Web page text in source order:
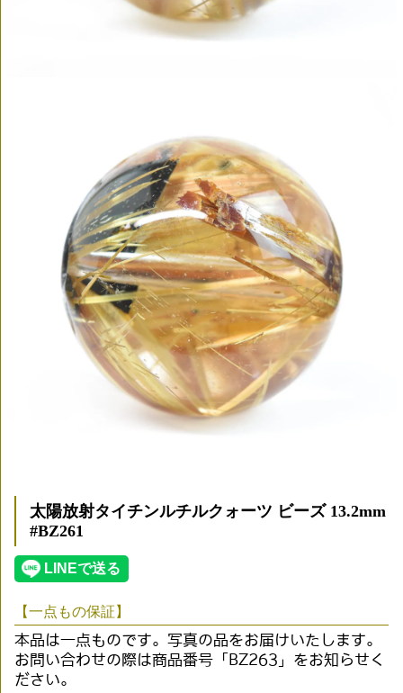
太陽放射タイチンルチルクォーツ ビーズ 13.2mm
#BZ261
【一点もの保証】
本品は一点ものです。写真の品をお届けいたします。
お問い合わせの際は商品番号「BZ263」をお知らせく
ださい。